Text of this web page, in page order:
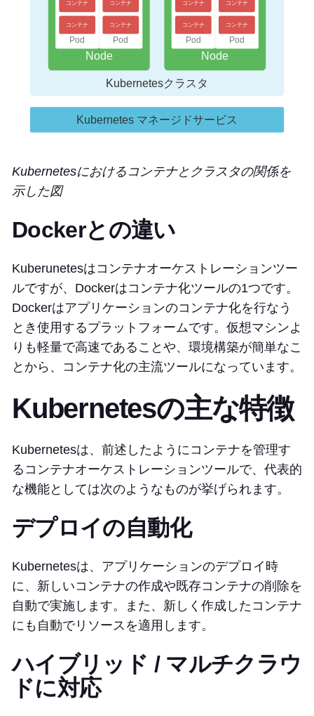
Kubernetesにおけるコンテナとクラスタの関係を
示した図
Dockerとの違い
Kuberunetesはコンテナオーケストレーションツー
ルですが、Dockerはコンテナ化ツールの1つです。
Dockerはアプリケーションのコンテナ化を行なう
とき使用するプラットフォームです。仮想マシンよ
りも軽量で高速であることや、環境構築が簡単なこ
とから、コンテナ化の主流ツールになっています。
Kubernetesの主な特徴
Kubernetesは、前述したようにコンテナを管理す
るコンテナオーケストレーションツールで、代表的
な機能としては次のようなものが挙げられます。
デプロイの自動化
Kubernetesは、アプリケーションのデプロイ時
に、新しいコンテナの作成や既存コンテナの削除を
自動で実施します。また、新しく作成したコンテナ
にも自動でリソースを適用します。
ハイブリッド / マルチクラウ
ドに対応